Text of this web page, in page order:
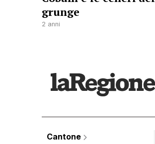
grunge
2 anni
Cantone